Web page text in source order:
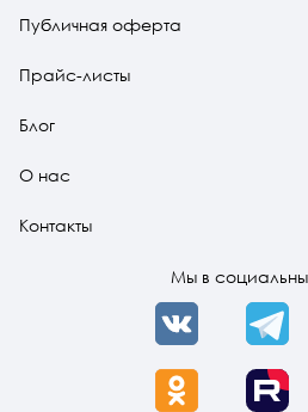
Публичная оферта
Прайс-листы
Блог
О нас
Контакты
Мы в
VK
OK Rutube